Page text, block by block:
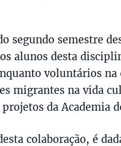
segundo semestre
alunos desta
voluntários
migrantes na vida
da Academia
colaboração, é